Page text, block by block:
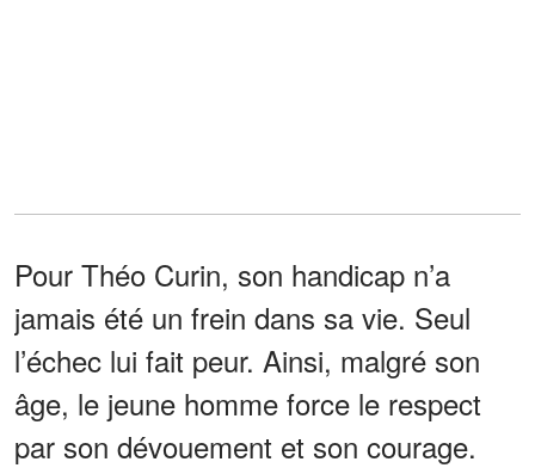
Pour Théo Curin, son handicap n’a
jamais été un frein dans sa vie. Seul
l’échec lui fait peur. Ainsi, malgré son
âge, le jeune homme force le respect
par son dévouement et son courage.